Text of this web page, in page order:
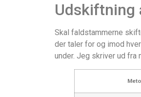
Udskiftning
Skal faldstammerne
der taler for og imod
under. Jeg skriver ud fra